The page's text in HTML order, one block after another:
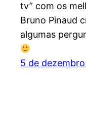
tv” com os
Bruno Pinaud
algumas
5 de